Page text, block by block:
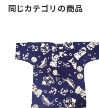
津 浜通り 港町
同じカテゴリの商品